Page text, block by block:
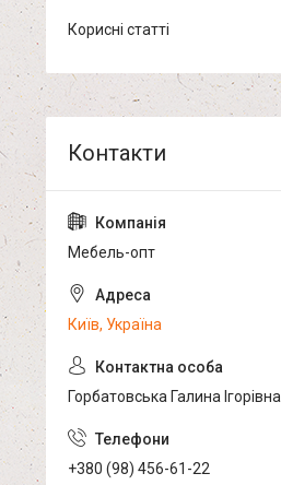
Корисні статті
Мебель-опт
Київ, Україна
Горбатовська Галина Ігорівна
+380 (98) 456-61-22